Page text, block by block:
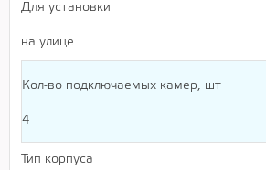
Для установки
на улице
Кол-во подключаемых камер, шт
4
Тип корпуса